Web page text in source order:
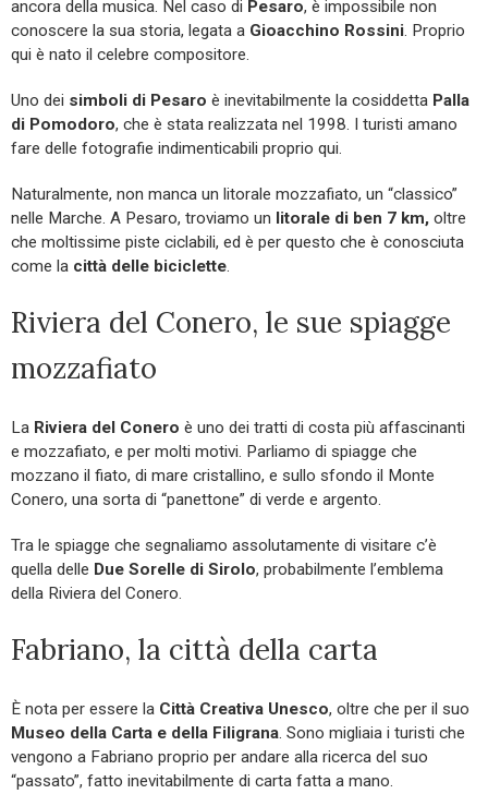
ancora della musica. Nel caso di Pesaro, è impossibile non
conoscere la sua storia, legata a Gioacchino Rossini. Proprio
qui è nato il celebre compositore.
Uno dei simboli di Pesaro è inevitabilmente la cosiddetta Palla
di Pomodoro, che è stata realizzata nel 1998. I turisti amano
fare delle fotografie indimenticabili proprio qui.
Naturalmente, non manca un litorale mozzafiato, un “classico”
nelle Marche. A Pesaro, troviamo un litorale di ben 7 km, oltre
che moltissime piste ciclabili, ed è per questo che è conosciuta
come la città delle biciclette.
Riviera del Conero, le sue spiagge
mozzafiato
La Riviera del Conero è uno dei tratti di costa più affascinanti
e mozzafiato, e per molti motivi. Parliamo di spiagge che
mozzano il fiato, di mare cristallino, e sullo sfondo il Monte
Conero, una sorta di “panettone” di verde e argento.
Tra le spiagge che segnaliamo assolutamente di visitare c’è
quella delle Due Sorelle di Sirolo, probabilmente l’emblema
della Riviera del Conero.
Fabriano, la città della carta
È nota per essere la Città Creativa Unesco, oltre che per il suo
Museo della Carta e della Filigrana. Sono migliaia i turisti che
vengono a Fabriano proprio per andare alla ricerca del suo
“passato”, fatto inevitabilmente di carta fatta a mano.